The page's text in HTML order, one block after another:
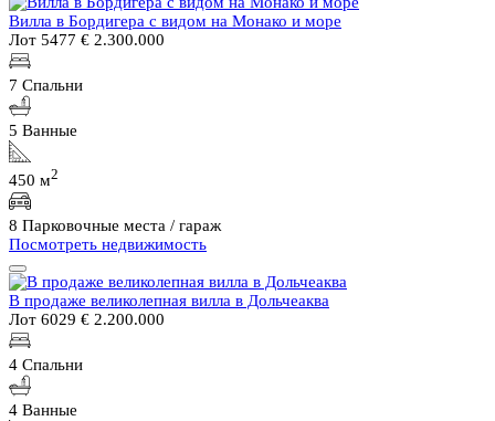
Вилла в Бордигера с видом на Монако и море
Лот 5477 € 2.300.000
7 Спальни
5 Ванные
450 м2
8 Парковочные места / гараж
Посмотреть недвижимость
В продаже великолепная вилла в Дольчеаква
Лот 6029 € 2.200.000
4 Спальни
4 Ванные